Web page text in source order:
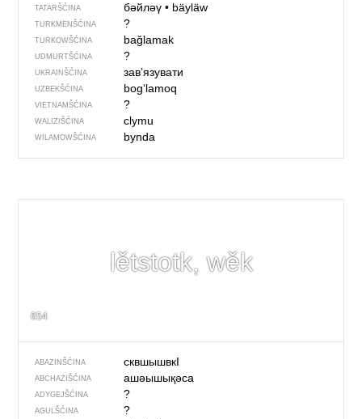
TATARŠĆINA бәйләү• bäyläw
TURKMENŠĆINA ?
TURKOWŠĆINA bağlamak
UDMURTŠĆINA ?
UKRAINŠĆINA зав’язувати
UZBEKŠĆINA bog‘lamoq
VIETNAMŠĆINA ?
WALIZIŠĆINA clymu
WILAMOWŠĆINA bynda
lětstotk, wěk
654
ABAZINŠĆINA сквшышвкI
ABCHAZIŠĆINA ашәышықәса
ADYGEJŠĆINA ?
AGULŠĆINA ?